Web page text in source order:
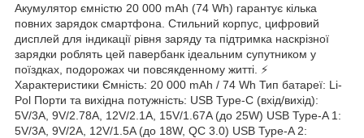
Акумулятор ємністю 20 000 mAh (74 Wh) гарантує кілька
повних зарядок смартфона. Стильний корпус, цифровий
дисплей для індикації рівня заряду та підтримка наскрізної
зарядки роблять цей павербанк ідеальним супутником у
поїздках, подорожах чи повсякденному житті. ⚡
Характеристики Ємність: 20 000 mAh / 74 Wh Тип батареї: Li-
Pol Порти та вихідна потужність: USB Type-C (вхід/вихід):
5V/3A, 9V/2.78A, 12V/2.1A, 15V/1.67A (до 25W) USB Type-A 1:
5V/3A, 9V/2A, 12V/1.5A (до 18W, QC 3.0) USB Type-A 2: